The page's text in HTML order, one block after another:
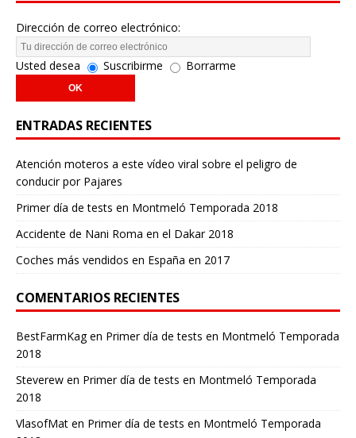
Dirección de correo electrónico:
Usted desea Suscribirme Borrarme
ENTRADAS RECIENTES
Atención moteros a este vídeo viral sobre el peligro de
conducir por Pajares
Primer día de tests en Montmeló Temporada 2018
Accidente de Nani Roma en el Dakar 2018
Coches más vendidos en España en 2017
COMENTARIOS RECIENTES
BestFarmKagen Primer día de tests en Montmeló Temporada
2018
Steverew en Primer día de tests en Montmeló Temporada
2018
VlasofMat en Primer día de tests en Montmeló Temporada